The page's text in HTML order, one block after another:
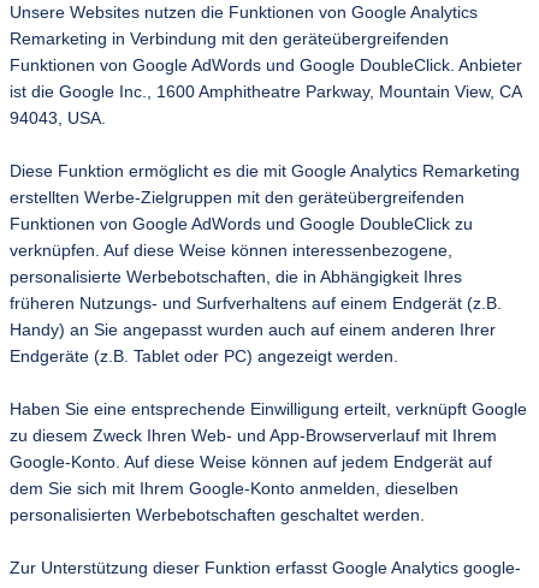
Unsere Websites nutzen die Funktionen von Google Analytics
Remarketing in Verbindung mit den geräteübergreifenden
Funktionen von Google AdWords und Google DoubleClick. Anbieter
ist die Google Inc., 1600 Amphitheatre Parkway, Mountain View, CA
94043, USA.
Diese Funktion ermöglicht es die mit Google Analytics Remarketing
erstellten Werbe-Zielgruppen mit den geräteübergreifenden
Funktionen von Google AdWords und Google DoubleClick zu
verknüpfen. Auf diese Weise können interessenbezogene,
personalisierte Werbebotschaften, die in Abhängigkeit Ihres
früheren Nutzungs- und Surfverhaltens auf einem Endgerät (z.B.
Handy) an Sie angepasst wurden auch auf einem anderen Ihrer
Endgeräte (z.B. Tablet oder PC) angezeigt werden.
Haben Sie eine entsprechende Einwilligung erteilt, verknüpft Google
zu diesem Zweck Ihren Web- und App-Browserverlauf mit Ihrem
Google-Konto. Auf diese Weise können auf jedem Endgerät auf
dem Sie sich mit Ihrem Google-Konto anmelden, dieselben
personalisierten Werbebotschaften geschaltet werden.
Zur Unterstützung dieser Funktion erfasst Google Analytics google-